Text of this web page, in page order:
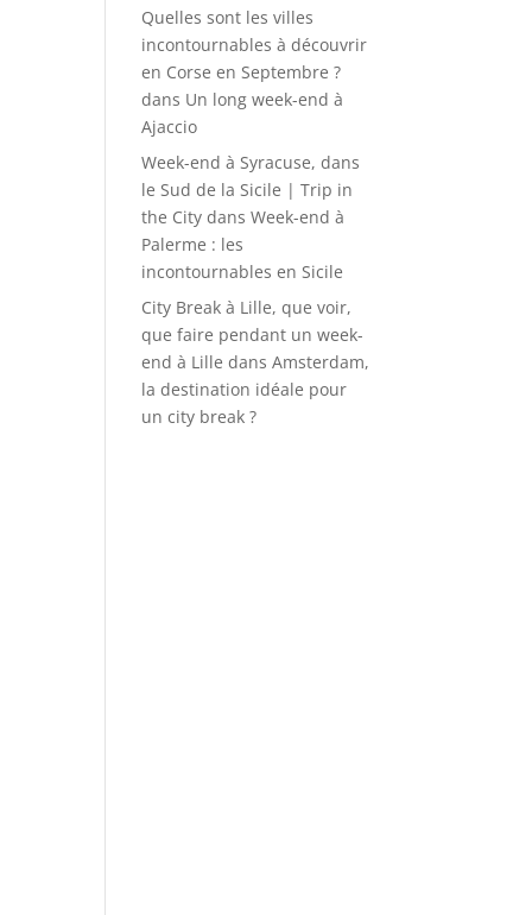
Quelles sont les villes
incontournables à découvrir
en Corse en Septembre ?
dans Un long week-end à
Ajaccio
Week-end à Syracuse, dans
le Sud de la Sicile | Trip in
the City dansWeek-end à
Palerme : les
incontournables en Sicile
City Break à Lille, que voir,
que faire pendant un week-
end à Lille dansAmsterdam,
la destination idéale pour
un city break ?